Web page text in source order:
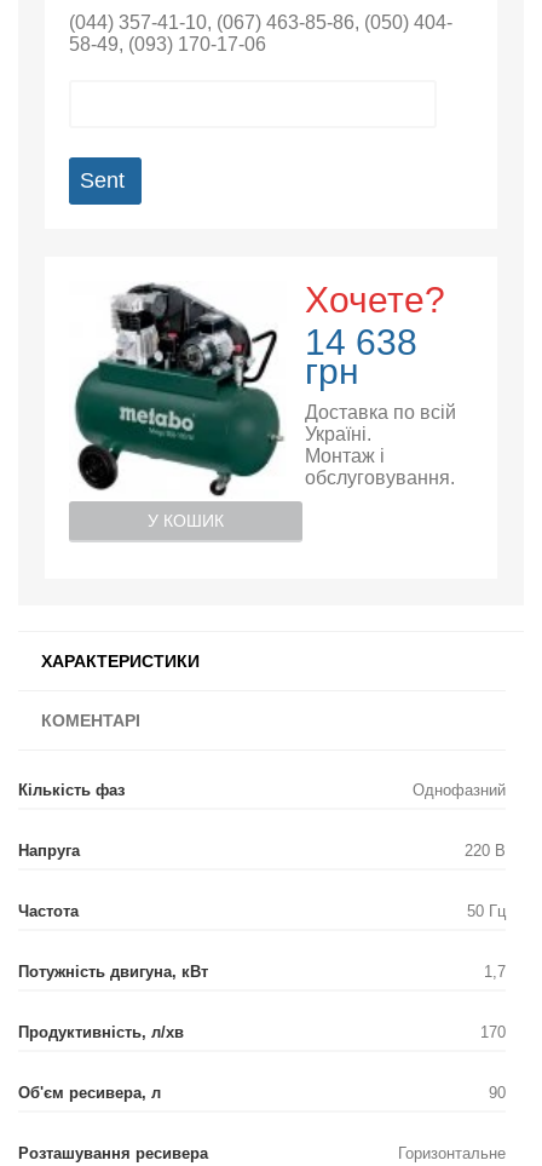
(044) 357-41-10, (067) 463-85-86, (050) 404-
58-49, (093) 170-17-06
Sent
Хочете?
14 638
грн
Доставка по всій
Україні.
Монтаж і
обслуговування.
У КОШИК
ХАРАКТЕРИСТИКИ
КОМЕНТАРІ
Кількість фаз Однофазний
Напруга 220 В
Частота 50 Гц
Потужність двигуна, кВт 1,7
Продуктивність, л/хв 170
Об'єм ресивера, л 90
Розташування ресивера Горизонтальне